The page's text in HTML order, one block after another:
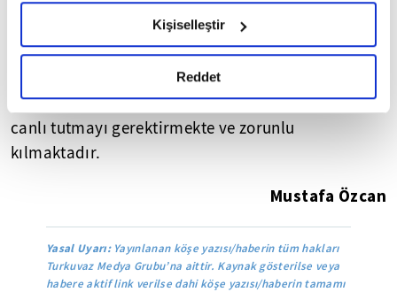
okumak ve sitemizi ziyaretiniz kapsamında
gerçekleştirilen veri işleme faaliyetleri ile ilgili daha
detaylı bilgi almak için lütfentıklayınız.
Kişiselleştir
Reddet
Tarihin dokusunda yeniden birbirimizi
Tarihin bu devresinde İslam düşmanlığı,
Müslümanlar arasında birlik ve beraberlik ruhunu
canlı tutmayı gerektirmekte ve zorunlu
kılmaktadır.
Mustafa Özcan
Yasal Uyarı: Yayınlanan köşe yazısı/haberin tüm hakları
Turkuvaz Medya Grubu’na aittir. Kaynak gösterilse veya
habere aktif link verilse dahi köşe yazısı/haberin tamamı